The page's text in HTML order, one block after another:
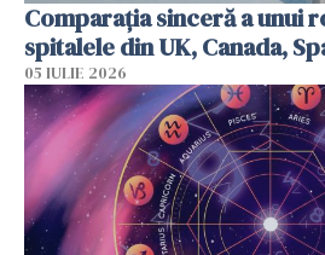
Comparația sinceră a unui
spitalele din UK, Canada,
05 IULIE 2026